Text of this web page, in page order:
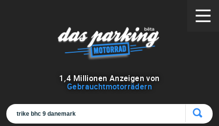
1 ,4 Millionen Anzeigen von
Gebrauchtmotorrädern